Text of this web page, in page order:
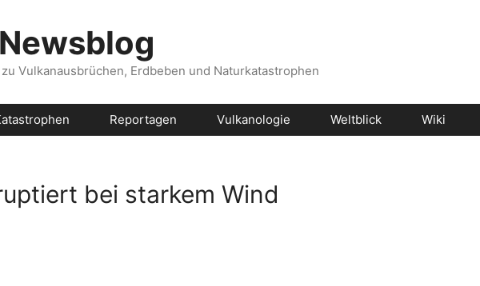
Vulkanausbrüchen, Erdbeben und Naturkatastrophen
Reportagen Vulkanologie Weltblick Wiki
bei starkem Wind